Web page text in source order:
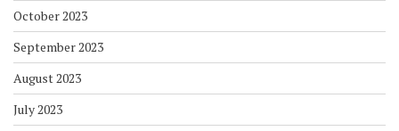
October 2023
September 2023
August 2023
July 2023